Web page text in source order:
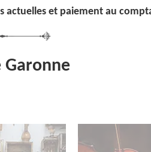
actuelles et paiement au
Garonne